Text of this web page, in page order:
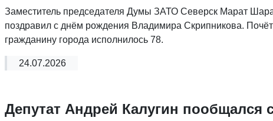
Заместитель председателя Думы ЗАТО Северск Марат
поздравил с днём рождения Владимира Скрипникова.
гражданину города исполнилось 78.
24.07.2026
Депутат Андрей Калугин пообщался